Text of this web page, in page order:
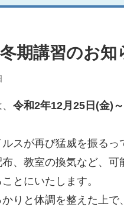
期講習のお知
令和2年12月25日(金)
スが再び猛威を振る
、教室の換気など、
とにいたします。
りと体調を整えた上で